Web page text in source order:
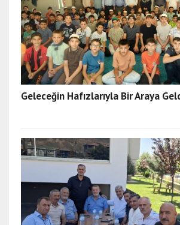
Geleceğin Hafızlarıyla Bir Araya